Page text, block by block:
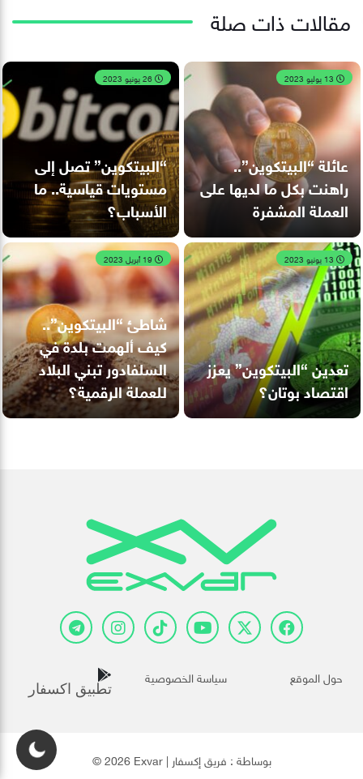
مقالات ذات صلة
عائلة “البيتكوين”..
راهنت بكل ما لديها على
العملة المشفرة
“البيتكوين” تصل إلى
مستويات قياسية.. ما
الأسباب؟
تعدين “البيتكوين” يعزز
اقتصاد بوتان؟
شاطئ “البيتكوين”..
كيف ألهمت بلدة في
السلفادور تبني البلاد
للعملة الرقمية؟
حول الموقع سياسة الخصوصية
تطبيق اكسفار
© 2026 Exvar | بوساطة : فريق إكسفار